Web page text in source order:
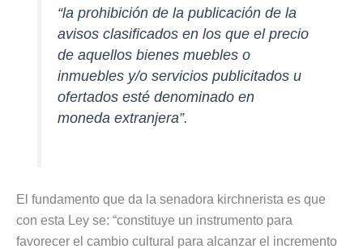
“la prohibición de la publicación de la
avisos clasificados en los que el precio
de aquellos bienes muebles o
inmuebles y/o servicios publicitados u
ofertados esté denominado en
moneda extranjera”.
El fundamento que da la senadora kirchnerista es que
con esta Ley se: “constituye un instrumento para
favorecer el cambio cultural para alcanzar el incremento